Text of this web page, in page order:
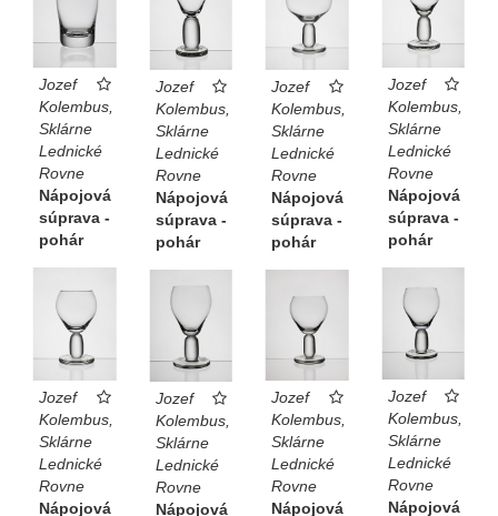
Jozef
Kolembus,
Sklárne
Lednické
Rovne
Nápojová
súprava -
pohár
Jozef
Kolembus,
Sklárne
Lednické
Rovne
Nápojová
súprava -
pohár
Jozef
Kolembus,
Sklárne
Lednické
Rovne
Nápojová
súprava -
pohár
Jozef
Kolembus,
Sklárne
Lednické
Rovne
Nápojová
súprava -
pohár
Jozef
Kolembus,
Sklárne
Lednické
Rovne
Nápojová
Jozef
Kolembus,
Sklárne
Lednické
Rovne
Nápojová
Jozef
Kolembus,
Sklárne
Lednické
Rovne
Nápojová
Jozef
Kolembus,
Sklárne
Lednické
Rovne
Nápojová